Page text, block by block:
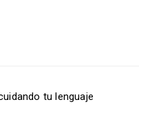
tu lenguaje